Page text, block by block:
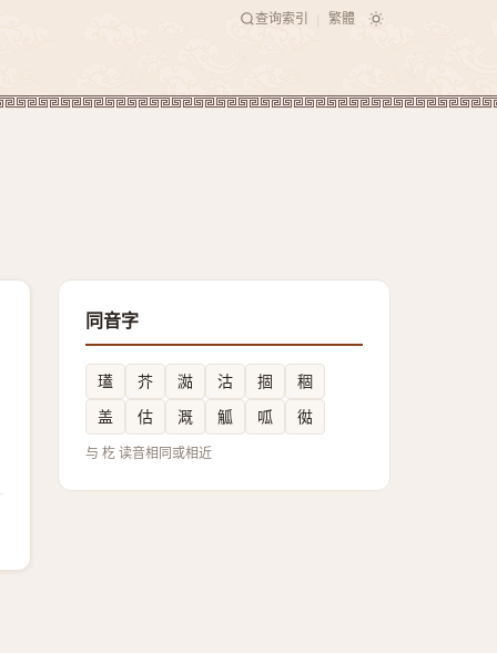
查询索引 繁體
同音字
瓂 芥 㵈 沽 㧽
稒
盖
估 溉 觚 呱 㣨
与 杚 读音相同或相近